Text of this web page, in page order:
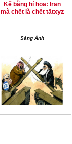
Kể bằng hí họa: Iran
mà chết là chết tấtxyz
Sáng Ánh